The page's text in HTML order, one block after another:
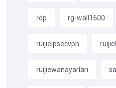
rdp rg-wall1600
ruijieipsecvpn
ruijiewanayarlari